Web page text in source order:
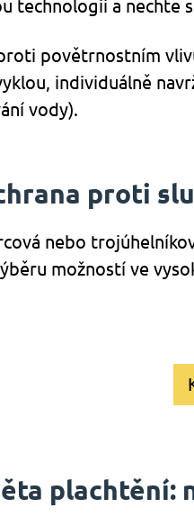
technologii a nechte
povětrnostním
individuálně
vody).
proti
nebo
možností ve
plachtění: